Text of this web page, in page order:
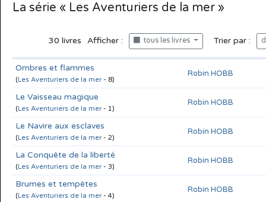
La série « Les Aventuriers de la mer »
30 livres Afficher : tous les livres Trier par :
Ombres et flammes
(Les Aventuriers de la mer- 8)
Robin HOBB
Le Vaisseau magique
(Les Aventuriers de la mer- 1)
Robin HOBB
Le Navire aux esclaves
(Les Aventuriers de la mer- 2)
Robin HOBB
La Conquête de la liberté
(Les Aventuriers de la mer- 3)
Robin HOBB
Brumes et tempêtes
(Les Aventuriers de la mer- 4)
Robin HOBB